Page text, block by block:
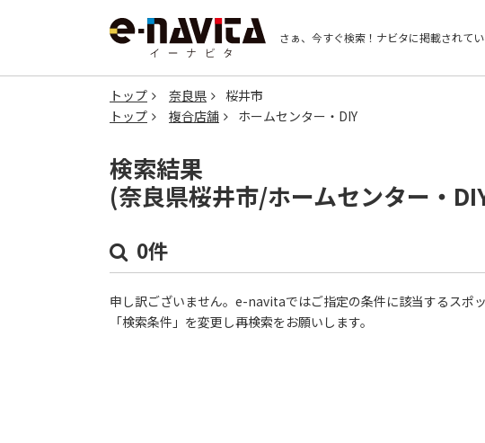
さぁ、今すぐ検索！ ナビタに掲載されてい
トップ 奈良県
桜井市
トップ
複合店舗 ホームセンター・DIY
検索結果
(奈良県桜井市/ホームセンター・
0件
申し訳ございません。e-navitaではご指定の条件に該当するスポ
「検索条件」を変更し再検索をお願いします。